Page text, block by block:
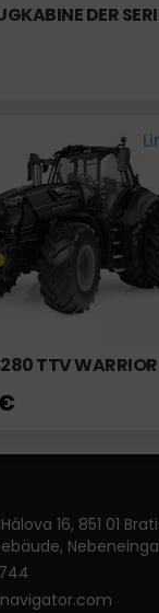
DER
TTV
Hálova 16, 851 01